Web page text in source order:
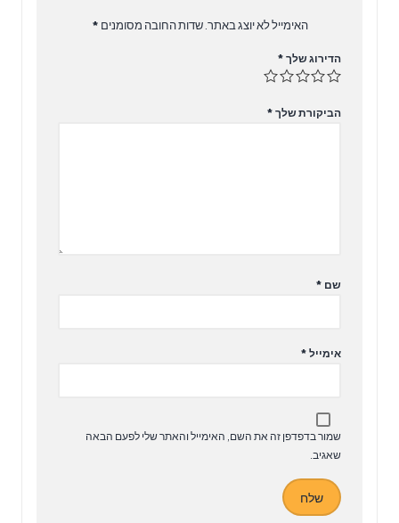
האימייל לא יוצג באתר. שדות החובה מסומנים *
הדירוג שלך *
הביקורת שלך *
שם *
אימייל *
שמור בדפדפן זה את השם, האימייל והאתר שלי לפעם הבאה
שאגיב.